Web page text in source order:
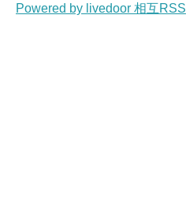
Powered by livedoor 相互RSS